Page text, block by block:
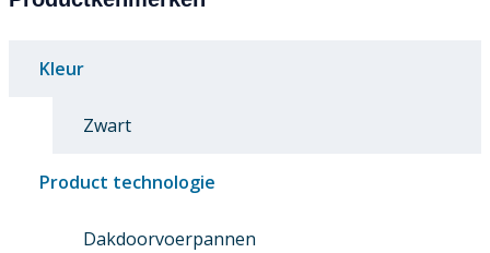
Kleur
Zwart
Product technologie
Dakdoorvoerpannen